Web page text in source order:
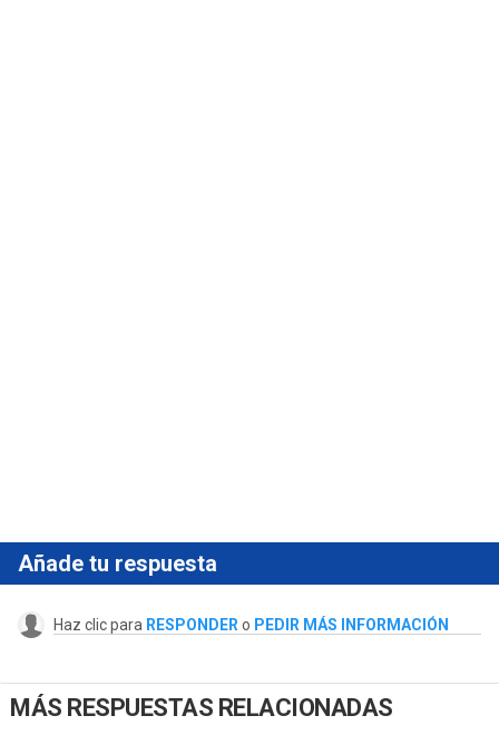
Añade tu respuesta
Haz clic para RESPONDER o PEDIR MÁS INFORMACIÓN
MÁS RESPUESTAS RELACIONADAS